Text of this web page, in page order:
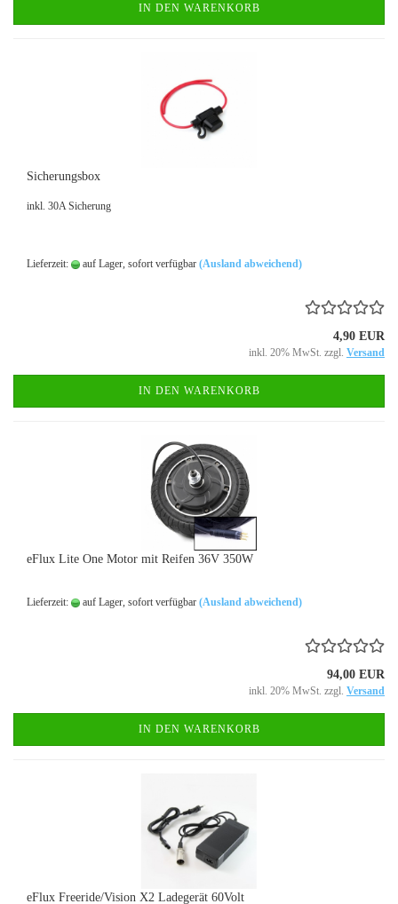
IN DEN WARENKORB
Sicherungsbox
inkl. 30A Sicherung
Lieferzeit: auf Lager, sofort verfügbar (Ausland abweichend)
4,90 EUR
inkl. 20% MwSt. zzgl. Versand
IN DEN WARENKORB
eFlux Lite One Motor mit Reifen 36V 350W
Lieferzeit: auf Lager, sofort verfügbar (Ausland abweichend)
94,00 EUR
inkl. 20% MwSt. zzgl. Versand
IN DEN WARENKORB
eFlux Freeride/Vision X2 Ladegerät 60Volt